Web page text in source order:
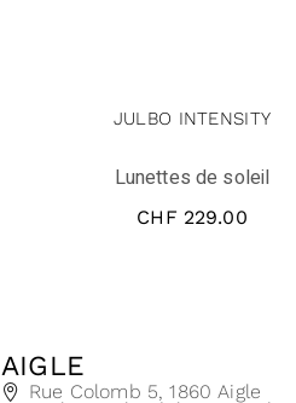
JULBO INTENSITY
Lunettes de soleil
CHF 229.00
AIGLE
Rue Colomb 5, 1860 Aigle